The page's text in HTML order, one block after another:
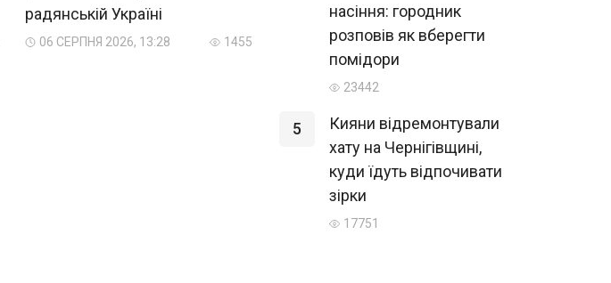
радянській Україні
06 СЕРПНЯ 2026, 13:28 1455
насіння: городник
розповів як вберегти
помідори
23442
5
Кияни відремонтували
хату на Чернігівщині,
куди їдуть відпочивати
зірки
17751